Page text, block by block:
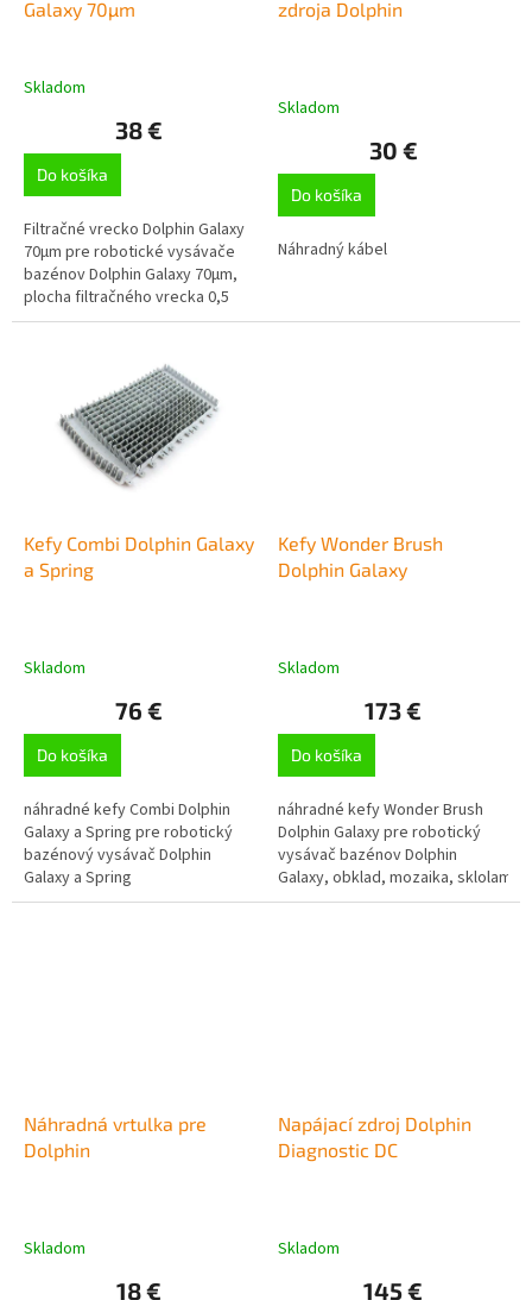
Galaxy 70µm
Priemerné
je
5,0
z
5
hviezdičiek.
Skladom
38 €
Do košíka
Filtračné vrecko Dolphin Galaxy
70µm pre robotické vysávače
bazénov Dolphin Galaxy 70µm,
plocha filtračného vrecka 0,5
m2/70 µm, na bežné sezónne
zdroja Dolphin
Skladom
30 €
Do košíka
Náhradný kábel
Kefy Combi Dolphin Galaxy
a Spring
Skladom
76 €
Do košíka
náhradné kefy Combi Dolphin
Galaxy a Spring pre robotický
bazénový vysávač Dolphin
Galaxy a Spring
Kefy Wonder Brush
Dolphin Galaxy
Skladom
173 €
Do košíka
náhradné kefy Wonder Brush
Dolphin Galaxy pre robotický
vysávač bazénov Dolphin
Galaxy, obklad, mozaika,
Wonder Brush kefa
Náhradná vrtulka pre
Dolphin
Skladom
18 €
Napájací zdroj Dolphin
Diagnostic DC
Skladom
145 €